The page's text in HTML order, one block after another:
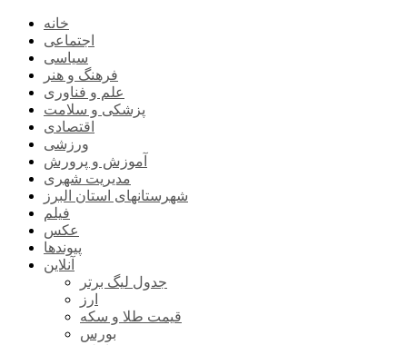
خانه
اجتماعی
سیاسی
فرهنگ و هنر
علم و فناوری
پزشکی و سلامت
اقتصادی
ورزشی
آموزش و پرورش
مدیریت شهری
شهرستانهای استان البرز
فیلم
عکس
پیوندها
آنلاین
جدول لیگ برتر
ارز
قیمت طلا و سکه
بورس